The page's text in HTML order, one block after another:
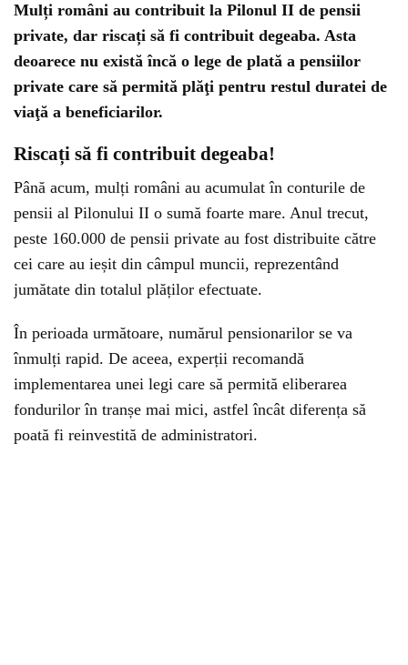
Mulți români au contribuit la Pilonul II de pensii
private, dar riscați să fi contribuit degeaba. Asta
deoarece nu există încă o lege de plată a pensiilor
private care să permită plăţi pentru restul duratei de
viaţă a beneficiarilor.
Riscați să fi contribuit degeaba!
Până acum, mulți români au acumulat în conturile de
pensii al Pilonului II o sumă foarte mare. Anul trecut,
peste 160.000 de pensii private au fost distribuite către
cei care au ieșit din câmpul muncii, reprezentând
jumătate din totalul plăților efectuate.
În perioada următoare, numărul pensionarilor se va
înmulți rapid. De aceea, experții recomandă
implementarea unei legi care să permită eliberarea
fondurilor în tranșe mai mici, astfel încât diferența să
poată fi reinvestită de administratori.